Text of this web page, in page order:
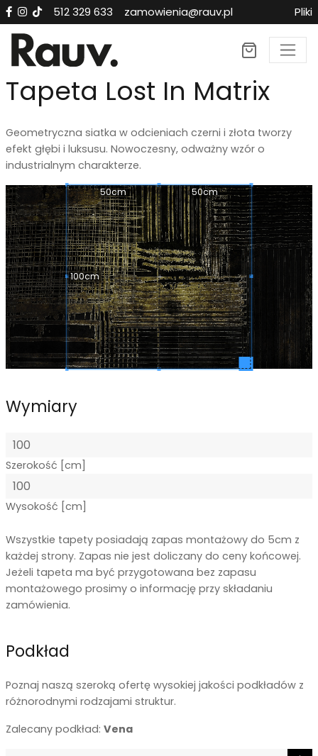
512 329 633 zamowienia@rauv.pl Pliki
Tapeta Lost In Matrix
Geometryczna siatka w odcieniach czerni i złota tworzy
efekt głębi i luksusu. Nowoczesny, odważny wzór o
industrialnym charakterze.
50cm
100cm
50cm
Wymiary
Szerokość [cm]
Wysokość [cm]
Wszystkie tapety posiadają zapas montażowy do 5cm z
każdej strony. Zapas nie jest doliczany do ceny końcowej.
Jeżeli tapeta ma być przygotowana bez zapasu
montażowego prosimy o informację przy składaniu
zamówienia.
Podkład
Poznaj naszą szeroką ofertę wysokiej jakości podkładów z
różnorodnymi rodzajami struktur.
Zalecany podkład: Vena
×